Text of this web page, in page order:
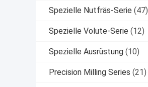
Spezielle Nutfräs-Serie (47)
Spezielle Volute-Serie (12)
Spezielle Ausrüstung (10)
Precision Milling Series (21)